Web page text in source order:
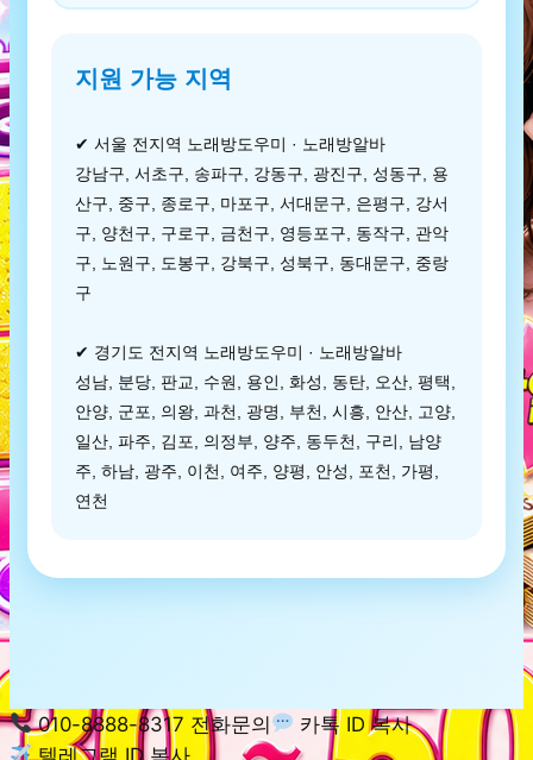
지원 가능 지역
✔ 서울 전지역 노래방도우미 · 노래방알바
강남구, 서초구, 송파구, 강동구, 광진구, 성동구, 용
산구, 중구, 종로구, 마포구, 서대문구, 은평구, 강서
구, 양천구, 구로구, 금천구, 영등포구, 동작구, 관악
구, 노원구, 도봉구, 강북구, 성북구, 동대문구, 중랑
구
✔ 경기도 전지역 노래방도우미 · 노래방알바
성남, 분당, 판교, 수원, 용인, 화성, 동탄, 오산, 평택,
안양, 군포, 의왕, 과천, 광명, 부천, 시흥, 안산, 고양,
일산, 파주, 김포, 의정부, 양주, 동두천, 구리, 남양
주, 하남, 광주, 이천, 여주, 양평, 안성, 포천, 가평,
연천
010-8888-8317 전화문의
카톡 ID 복사
텔레그램 ID 복사